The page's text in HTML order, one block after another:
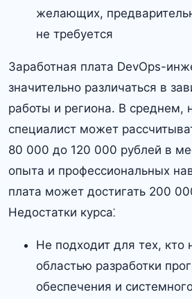
желающих,
не требуется
Заработная плата DevOps-
значительно различаться в
работы и региона.​ В среднем,
специалист может
80 000 до 120 000 рублей в
опыта и профессиональных
плата может достигать 200
Недостатки курса⁚
Не подходит для тех, кто
областью разработки
обеспечения и